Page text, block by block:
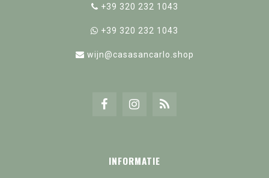
+39 320 232 1043
+39 320 232 1043
wijn@casasancarlo.shop
INFORMATIE